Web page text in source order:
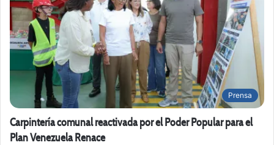
Prensa
Carpintería comunal reactivada por el Poder Popular para el
Plan Venezuela Renace